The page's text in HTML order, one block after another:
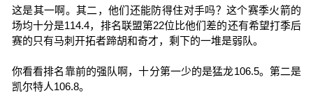
这是其一啊。其二，他们还能防得住对手吗？这个赛季火箭的
场均十分是114.4，排名联盟第22位比他们差的还有希望打季后
赛的只有马刺开拓者蹄胡和奇才，剩下的一堆是弱队。
你看看排名靠前的强队啊，十分第一少的是猛龙106.5。第二是
凯尔特人106.8。